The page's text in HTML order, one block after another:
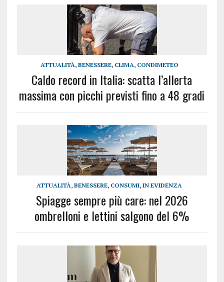
ATTUALITÀ, BENESSERE, CLIMA, CONDIMETEO
Caldo record in Italia: scatta l’allerta
massima con picchi previsti fino a 48 gradi
ATTUALITÀ,BENESSERE, CONSUMI,IN EVIDENZA
Spiagge sempre più care: nel 2026
ombrelloni e lettini salgono del 6%